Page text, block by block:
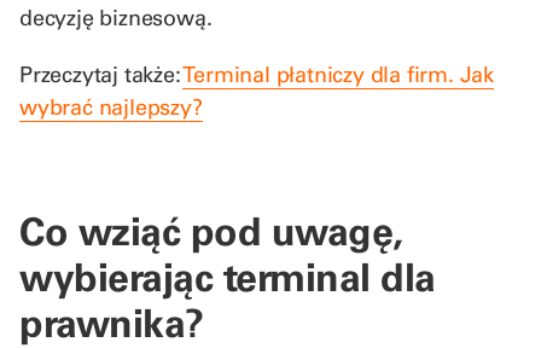
decyzję biznesową.
Przeczytaj także:Terminal płatniczy dla firm. Jak
wybrać najlepszy?
Co wziąć pod uwagę,
wybierając terminal dla
prawnika?